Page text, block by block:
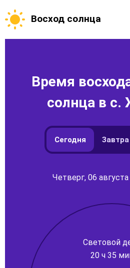
Восход солнца
Время
солнца в с.
Сегодня Завтра
Четверг, 06
Световой
20 ч 35